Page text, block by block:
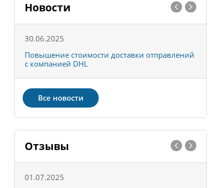
Новости
30.06.2025
Повышение стоимости доставки отправлений
с компанией DHL
Все новости
Отзывы
01.07.2025